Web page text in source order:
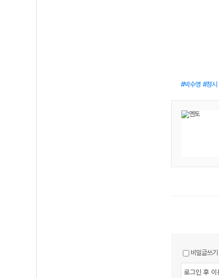
박수영 정시
비밀글쓰기